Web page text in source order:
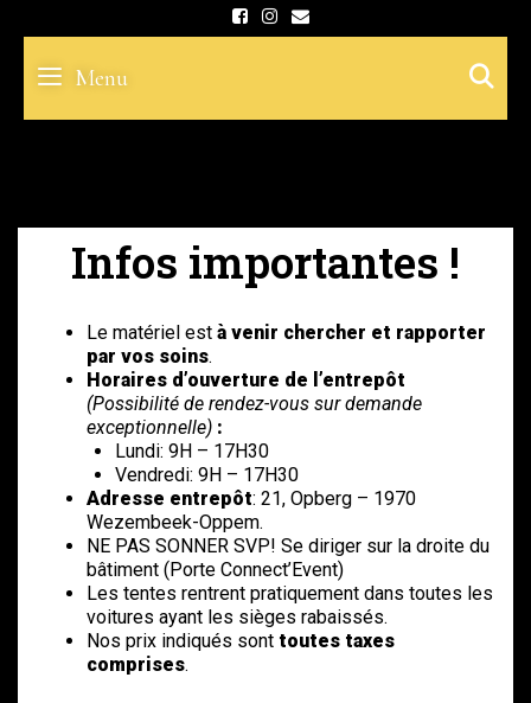
contentMenu
Infos importantes !
Le matériel est à venir chercher et rapporter
par vos soins.
Horaires d’ouverture de l’entrepôt
(Possibilité de rendez-vous sur demande
exceptionnelle) :
Lundi: 9H – 17H30
Vendredi: 9H – 17H30
Adresse entrepôt: 21, Opberg – 1970
Wezembeek-Oppem.
NE PAS SONNER SVP! Se diriger sur la droite du
bâtiment (Porte Connect’Event)
Les tentes rentrent pratiquement dans toutes les
voitures ayant les sièges rabaissés.
Nos prix indiqués sont toutes taxes
comprises.